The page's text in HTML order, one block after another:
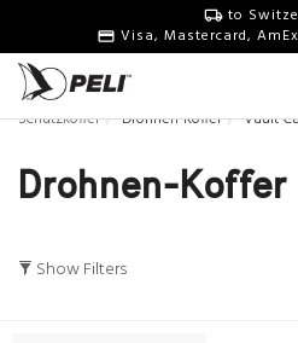
to
Visa, Mastercard,
Schutzkoffer Drohnen-Koffer Vault
Drohnen-Koffer
Show Filters